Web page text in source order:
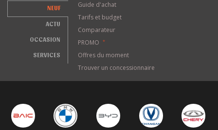
NEUF
ACTU
OCCASION
SERVICES
Guide d'achat
Tarifs et budget
Comparateur
PROMO
*
Offres du moment
Trouver un concessionnaire